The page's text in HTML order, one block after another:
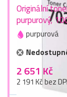
Originální
purpurový,
purpurová
2 651 Kč
2 191 Kč bez